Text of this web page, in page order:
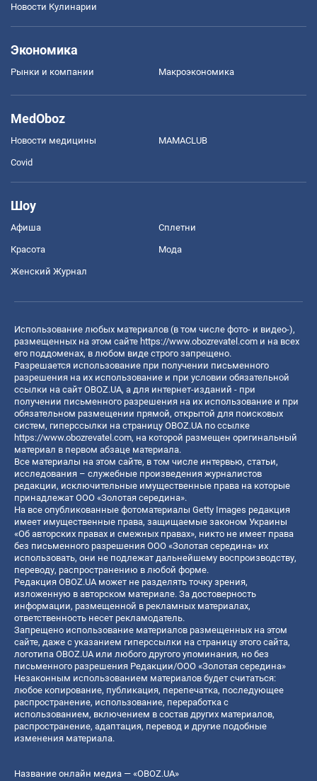
Новости Кулинарии
Экономика
Рынки и компании Mакроэкономика
MedOboz
Новости медицины MAMACLUB
Covid
Шоу
Афиша Сплетни
Красота Мода
Женский Журнал
Использование любых материалов (в том числе фото- и видео-),
размещенных на этом сайте https://www.obozrevatel.com и на всех
его поддоменах, в любом виде строго запрещено.
Разрешается использование при получении письменного
разрешения на их использование и при условии обязательной
ссылки на сайт OBOZ.UA, а для интернет-изданий - при
получении письменного разрешения на их использование и при
обязательном размещении прямой, открытой для поисковых
систем, гиперссылки на страницу OBOZ.UA по ссылке
https://www.obozrevatel.com, на которой размещен оригинальный
материал в первом абзаце материала.
Все материалы на этом сайте, в том числе интервью, статьи,
исследования – служебные произведения журналистов
редакции, исключительные имущественные права на которые
принадлежат ООО «Золотая середина».
На все опубликованные фотоматериалы Getty Images редакция
имеет имущественные права, защищаемые законом Украины
«Об авторских правах и смежных правах», никто не имеет права
без письменного разрешения ООО «Золотая середина» их
использовать, они не подлежат дальнейшему воспроизводству,
переводу, распространению в любой форме.
Редакция OBOZ.UA может не разделять точку зрения,
изложенную в авторском материале. За достоверность
информации, размещенной в рекламных материалах,
ответственность несет рекламодатель.
Запрещено использование материалов размещенных на этом
сайте, даже с указанием гиперссылки на страницу этого сайта,
логотипа OBOZ.UA или любого другого упоминания, но без
письменного разрешения Редакции/ООО «Золотая середина»
Незаконным использованием материалов будет считаться:
любое копирование, публикация, перепечатка, последующее
распространение, использование, переработка с
использованием, включением в состав других материалов,
распространение, адаптация, перевод и другие подобные
изменения материала.
Название онлайн медиа — «OBOZ.UA»